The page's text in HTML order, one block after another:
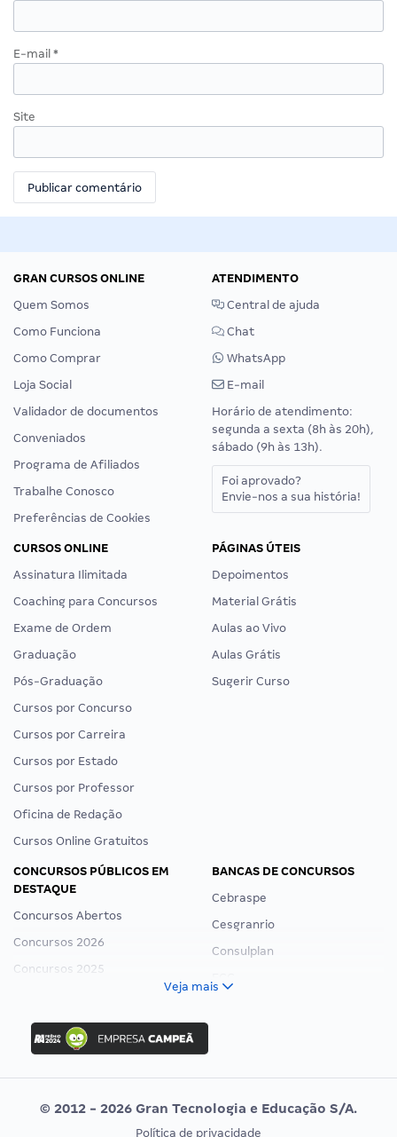
E-mail *
Site
GRAN CURSOS ONLINE
Quem Somos
Como Funciona
Como Comprar
Loja Social
Validador de documentos
Conveniados
Programa de Afiliados
Trabalhe Conosco
Preferências de Cookies
ATENDIMENTO
Central de ajuda
Chat
WhatsApp
E-mail
Horário de atendimento:
segunda a sexta (8h às 20h),
sábado (9h às 13h).
Foi aprovado?
Envie-nos a sua história!
CURSOS ONLINE
Assinatura Ilimitada
Coaching para Concursos
Exame de Ordem
Graduação
Pós-Graduação
Cursos por Concurso
Cursos por Carreira
Cursos por Estado
Cursos por Professor
Oficina de Redação
Cursos Online Gratuitos
PÁGINAS ÚTEIS
Depoimentos
Material Grátis
Aulas ao Vivo
Aulas Grátis
Sugerir Curso
CONCURSOS PÚBLICOS EM
DESTAQUE
Concursos Abertos
Concursos 2026
Concursos 2025
Concurso Ibama
Concurso MPU
Editais publicados
BANCAS DE CONCURSOS
Cebraspe
Cesgranrio
Consulplan
Vunesp
Veja mais
© 2012 - 2026 Gran Tecnologia e Educação S/A.
Política de privacidade